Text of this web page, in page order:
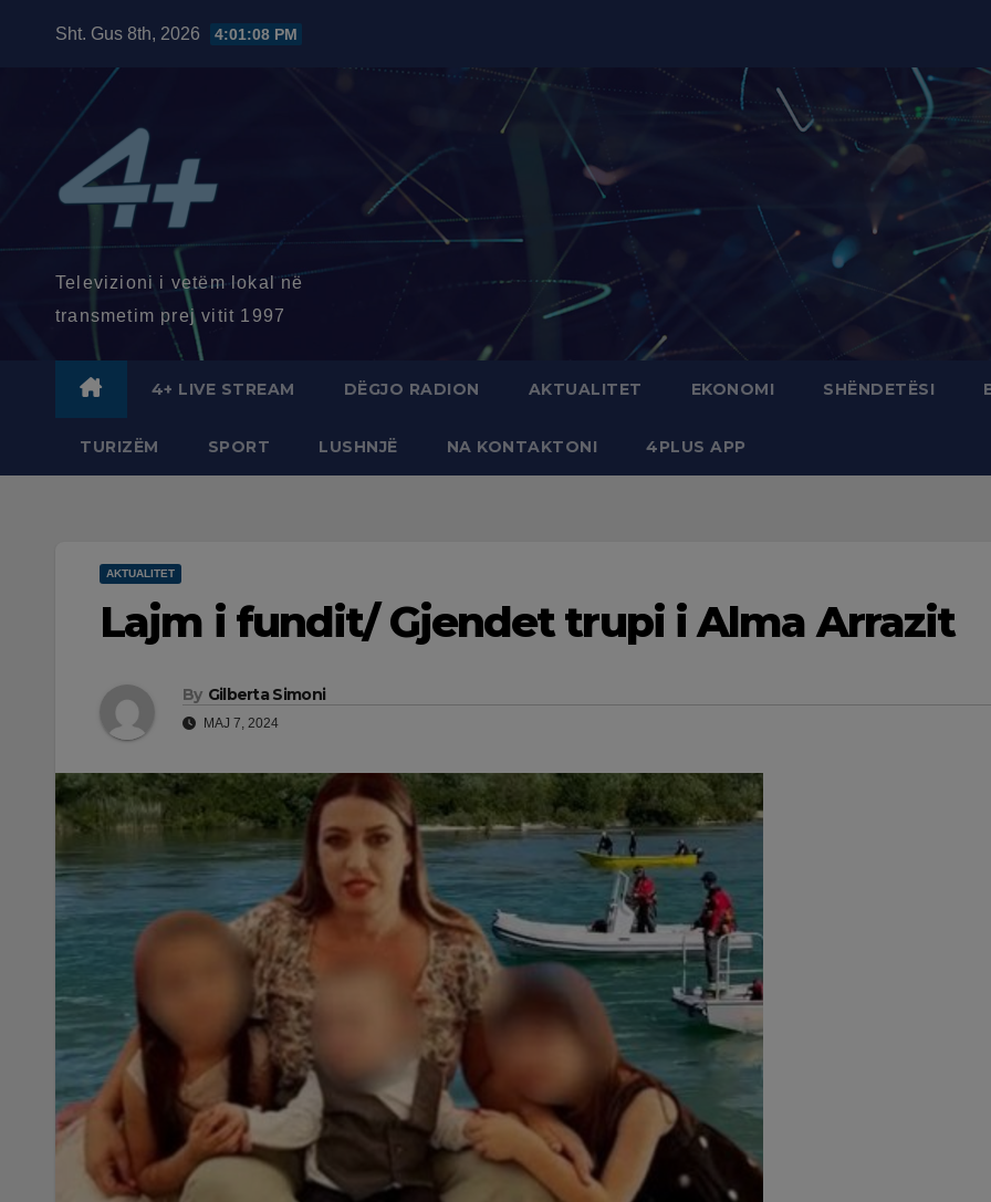
Sht. Gus 8th, 2026 4:01:10 PM
Televizioni i vetëm lokal në
transmetim prej vitit 1997
4+ LIVE STREAM DËGJO RADION AKTUALITET EKONOMI SHËNDETËSI
TURIZËM SPORT LUSHNJË NA KONTAKTONI 4PLUS APP
AKTUALITET
Lajm i fundit/ Gjendet trupi i Alma Arrazit
By Gilberta Simoni
MAJ 7, 2024